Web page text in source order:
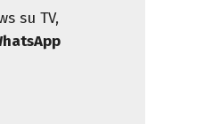
su TV,